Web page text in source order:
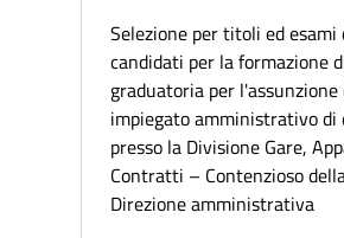
Selezione per titoli ed esami
candidati per la formazione
graduatoria per l'assunzione
impiegato amministrativo di
presso la Divisione Gare,
Contratti – Contenzioso
Direzione amministrativa